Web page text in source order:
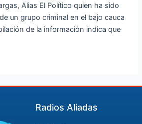
Alias El Político quien ha sido
un grupo criminal en el bajo cauca
de la información indica que
Radios Aliadas